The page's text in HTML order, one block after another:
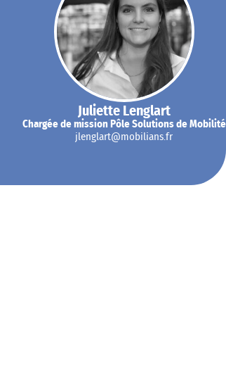
Juliette Lenglart
Chargée de mission Pôle Solutions de Mobilité
jlenglart@mobilians.fr